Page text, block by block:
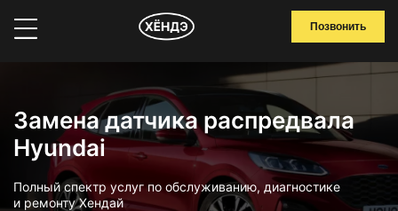
Позвонить
Замена датчика распредвала
Hyundai
Полный спектр услуг по обслуживанию, диагностике
и ремонту Хендай